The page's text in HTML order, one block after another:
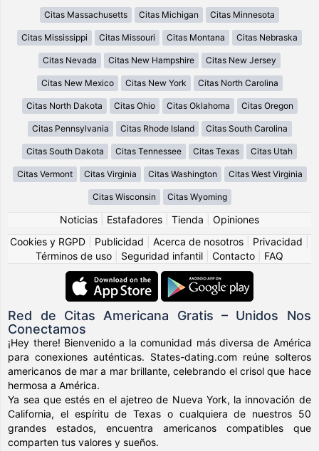
Citas Massachusetts Citas Michigan Citas Minnesota
Citas Mississippi Citas Missouri Citas Montana Citas Nebraska
Citas Nevada Citas New Hampshire Citas New Jersey
Citas New Mexico Citas New York Citas North Carolina
Citas North Dakota Citas Ohio Citas Oklahoma Citas Oregon
Citas Pennsylvania Citas Rhode Island Citas South Carolina
Citas South Dakota Citas Tennessee Citas Texas Citas Utah
Citas Vermont Citas Virginia Citas Washington Citas West Virginia
Citas Wisconsin Citas Wyoming
Noticias Estafadores Tienda
Opiniones
Cookies y RGPD
Publicidad Acerca de nosotros Privacidad
Términos de uso
Seguridad infantil Contacto FAQ
Red de Citas Americana Gratis – Unidos Nos
Conectamos
¡Hey there! Bienvenido a la comunidad más diversa de América
para conexiones auténticas. States-dating.com reúne solteros
americanos de mar a mar brillante, celebrando el crisol que hace
hermosa a América.
Ya sea que estés en el ajetreo de Nueva York, la innovación de
California, el espíritu de Texas o cualquiera de nuestros 50
grandes estados, encuentra americanos compatibles que
comparten tus valores y sueños.